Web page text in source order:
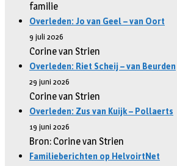
familie
Overleden: Jo van Geel – van Oort
9 juli 2026
Corine van Strien
Overleden: Riet Scheij – van Beurden
29 juni 2026
Corine van Strien
Overleden: Zus van Kuijk – Pollaerts
19 juni 2026
Bron: Corine van Strien
Familieberichten op HelvoirtNet